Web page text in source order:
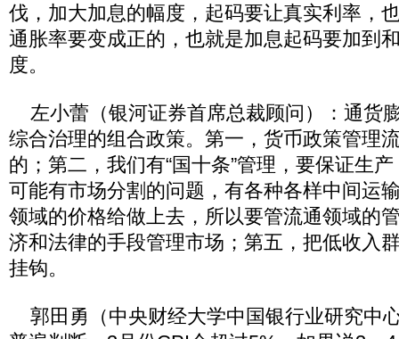
伐，加大加息的幅度，起码要让真实利率，
通胀率要变成正的，也就是加息起码要加到
度。
左小蕾（银河证券首席总裁顾问）：通货
综合治理的组合政策。第一，货币政策管理
的；第二，我们有“国十条”管理，要保证生
可能有市场分割的问题，有各种各样中间运
领域的价格给做上去，所以要管流通领域的
济和法律的手段管理市场；第五，把低收入
挂钩。
郭田勇（中央财经大学中国银行业研究中